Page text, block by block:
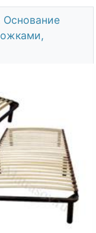
Основание